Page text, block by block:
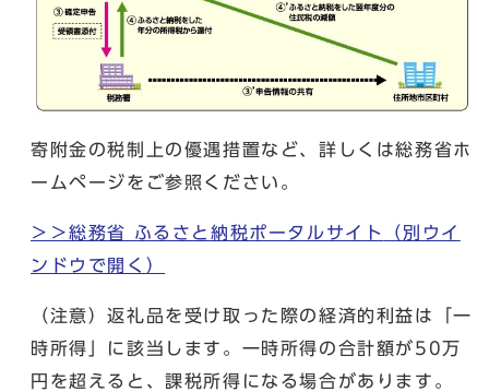
寄附金の税制上の優遇措置など、詳しくは総務省ホ
ームページをご参照ください。
＞＞総務省 ふるさと納税ポータルサイト
（別ウイ
ンドウで開く）
（注意）返礼品を受け取った際の経済的利益は「一
時所得」に該当します。一時所得の合計額が50万
円を超えると、課税所得になる場合があります。